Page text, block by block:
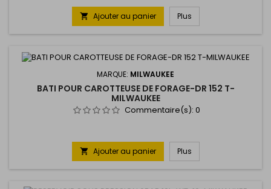
 Ajouter au panier Plus
MARQUE: MILWAUKEE
BATI POUR CAROTTEUSE DE FORAGE-DR 152 T-
MILWAUKEE
Commentaire(s): 0
 Ajouter au panier Plus